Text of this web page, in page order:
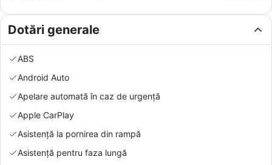
Dotări generale
ABS
Android Auto
Apelare automată în caz de urgență
Apple CarPlay
Asistență la pornirea din rampă
Asistență pentru faza lungă